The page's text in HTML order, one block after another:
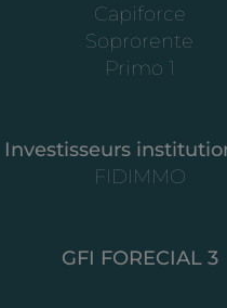
Capiforce
Soprorente
Primo 1
Investisseurs
FIDIMMO
GFI FORECIAL 3